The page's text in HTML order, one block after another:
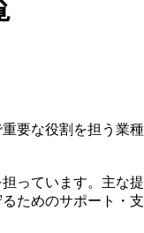
要な役割を担う業
っています。主な
ためのサポート・支